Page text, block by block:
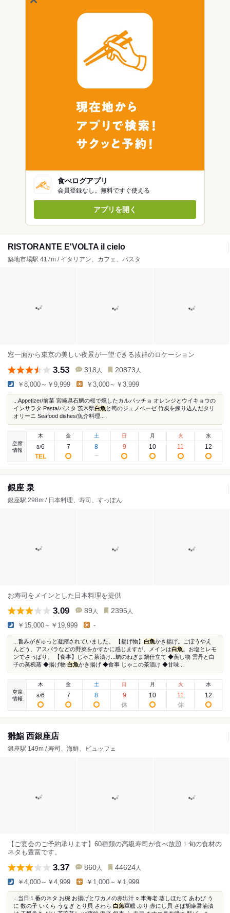
食べログアプリ
会員登録なし。無料ですぐ使える
アプリを開く
RISTORANTE E'VOLTA il cielo
築地市場駅 417m / イタリアン、カフェ、パスタ
窓一面から東京の美しい夜景が一望できる抜群のロケーション
3.53 318 人 20873 人
￥8,000～￥9,999 ￥3,000～￥3,999
...Appetizer/前菜 宮崎県石鯛の桜で燻したカルパッチョ オレンジとウイキョウの
インサラタ Pasta/パスタ 茨木県白魚 と筍のジェノベーゼ 竹炭を練り込んだタリ
オリーニ Seafood dishes/魚介料理...
空席
情報
木
8/6
金
7
土
8
日
9
月
10
火
11
水
12
銀座 泉
銀座駅 298m / 日本料理、寿司、すっぽん
お寿司をメインとした日本料理を提供
3.09 89 人 2395 人
￥15,000～￥19,999 -
...旨みがぎゅっと凝縮されていました。 【揚げ物】 白魚かき揚げ。ごぼうやえ
んどう、アスパラなどの野菜をかすかに感じますが、メインは白魚 。お塩とレモ
ンでさっぱり。 【食事】じゃこ茶漬け...鯛のねぎま鍋仕立て ◆蒸し物 雲丹と白
子の蒸椀蒸 ◆揚げ物 白魚かき揚げ ◆食事 じゃこの茶漬け ◆甘味...
空席
情報
木
8/6
金
7
土
8
日
9
月
10
火
11
水
12
雛鮨 西銀座店
銀座駅 149m / 寿司、海鮮、ビュッフェ
【ご宴会のご予約承ります】60種類の高級寿司が食べ放題！旬の食材の
ネタも豊富です。
3.37 860 人 44624 人
￥4,000～￥4,999 ￥1,000～￥1,999
...当日１番のネタ お椀 お揚げとワカメの赤出汁 ○ 車海老 蒸しほたて あわび う
に 数の子 いくら うなぎ とり貝 さわら 白魚軍艦 ぶり 赤にし貝 さば胡麻醤油漬